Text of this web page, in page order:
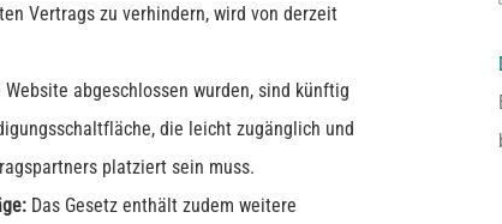
Vertrags zu verhindern, wird von derzeit
abgeschlossen wurden, sind künftig
die leicht zugänglich und
platziert sein muss.
Das Gesetz enthält zudem weitere